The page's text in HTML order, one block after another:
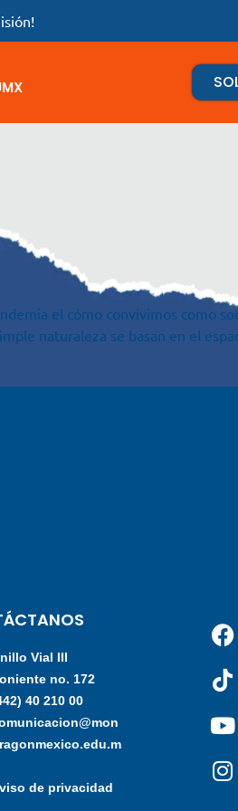
el cómo convivimos como
naturaleza se basan en el
Vial III
no. 172
40 210 00
de privacidad